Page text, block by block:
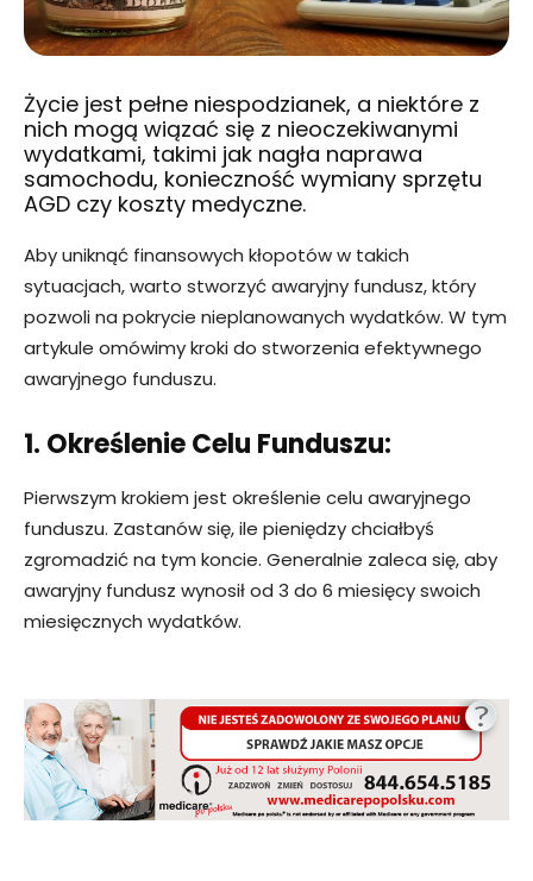
Życie jest pełne niespodzianek, a niektóre z
nich mogą wiązać się z nieoczekiwanymi
wydatkami, takimi jak nagła naprawa
samochodu, konieczność wymiany sprzętu
AGD czy koszty medyczne.
Aby uniknąć finansowych kłopotów w takich
sytuacjach, warto stworzyć awaryjny fundusz, który
pozwoli na pokrycie nieplanowanych wydatków. W tym
artykule omówimy kroki do stworzenia efektywnego
awaryjnego funduszu.
1. Określenie Celu Funduszu:
Pierwszym krokiem jest określenie celu awaryjnego
funduszu. Zastanów się, ile pieniędzy chciałbyś
zgromadzić na tym koncie. Generalnie zaleca się, aby
awaryjny fundusz wynosił od 3 do 6 miesięcy swoich
miesięcznych wydatków.